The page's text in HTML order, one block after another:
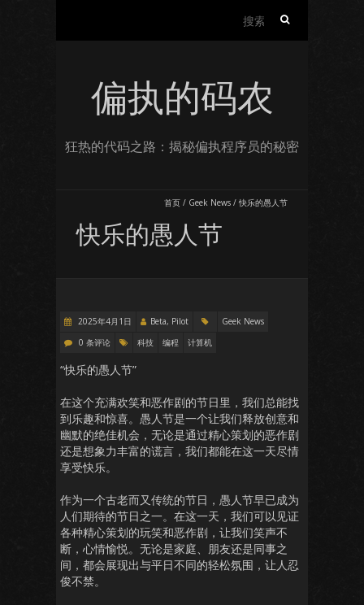
偏执的码农
狂热的代码之路：揭秘偏执程序员的秘密
首页 / Geek News / 快乐的愚人节
快乐的愚人节
2025年4月1日 Beta, Pilot
Geek News
0 条评论
科技 编程 计算机
“快乐的愚人节”
在这个充满欢笑和恶作剧的节日里，我们总能找
到乐趣和惊喜。愚人节是一个让我们释放创意和
幽默的绝佳机会，无论是通过精心策划的恶作剧
还是想象力丰富的谎言，我们都能在这一天尽情
享受快乐。
作为一个古老而又传统的节日，愚人节早已成为
人们期待的节日之一。在这一天，我们可以见证
各种精心策划的玩笑和恶作剧，让我们笑声不
断，心情愉悦。无论是家庭、朋友还是同事之
间，都会展现出与平日不同的轻松氛围，让人忍
俊不禁。